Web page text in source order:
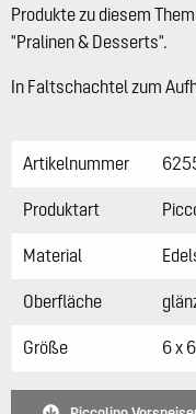
Produkte zu diesem
"Pralinen & Desserts".
In Faltschachtel zum
Artikelnummer
Produktart
Material
Oberfläche
Größe 6 x